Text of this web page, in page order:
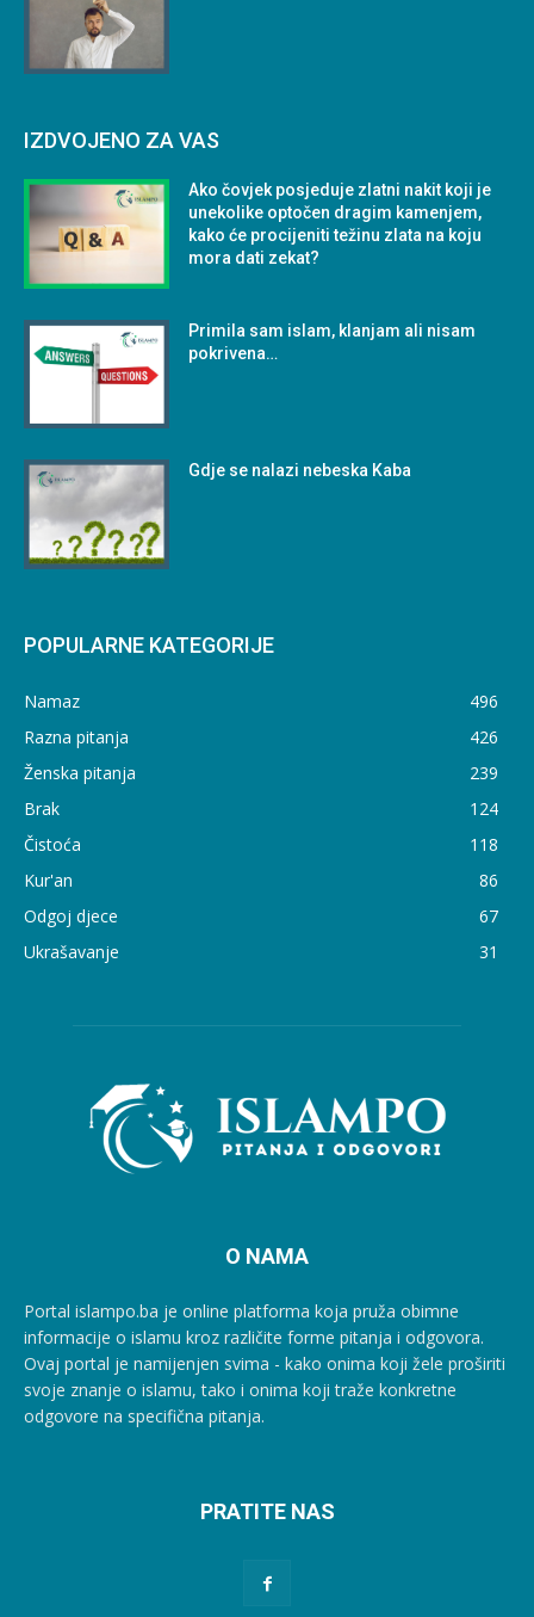
IZDVOJENO ZA VAS
Ako čovjek posjeduje zlatni nakit koji je
unekolike optočen dragim kamenjem,
kako će procijeniti težinu zlata na koju
mora dati zekat?
Primila sam islam, klanjam ali nisam
pokrivena…
Gdje se nalazi nebeska Kaba
POPULARNE KATEGORIJE
Namaz
496
Razna pitanja
426
Ženska pitanja
239
Brak
124
Čistoća
118
Kur'an
86
Odgoj djece
67
Ukrašavanje
31
O NAMA
Portal islampo.ba je online platforma koja pruža obimne
informacije o islamu kroz različite forme pitanja i odgovora.
Ovaj portal je namijenjen svima - kako onima koji žele proširiti
svoje znanje o islamu, tako i onima koji traže konkretne
odgovore na specifična pitanja.
PRATITE NAS